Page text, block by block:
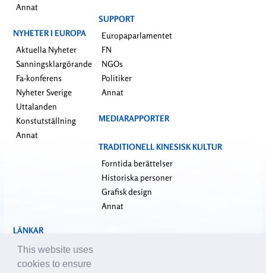
Annat
NYHETER I EUROPA
Aktuella Nyheter
Sanningsklargörande
Fa-konferens
Nyheter Sverige
Uttalanden
Konstutställning
Annat
SUPPORT
Europaparlamentet
FN
NGOs
Politiker
Annat
MEDIARAPPORTER
TRADITIONELL KINESISK KULTUR
Forntida berättelser
Historiska personer
Grafisk design
Annat
LÄNKAR
falundafa.org
faluninfo.net
This website uses
cookies to ensure